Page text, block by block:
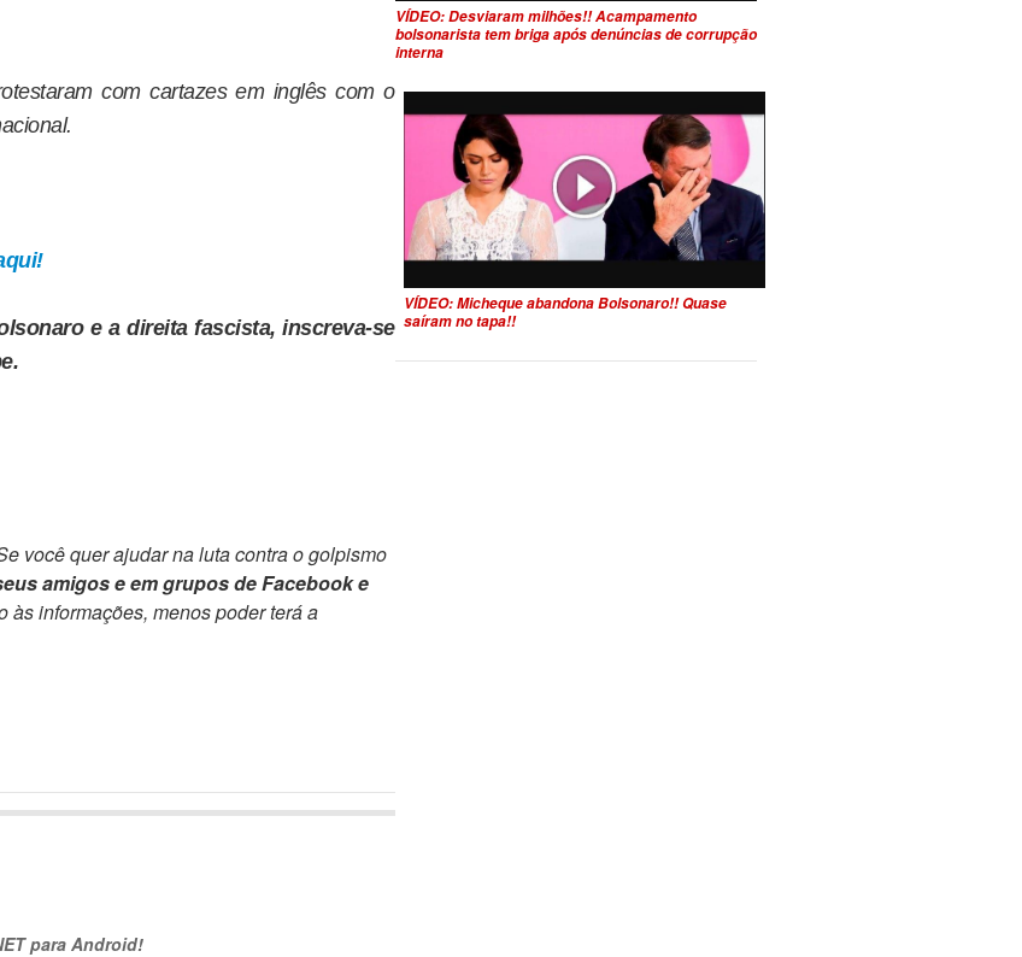
com cartazes em inglês com o
e a direita fascista, inscreva-se
você quer ajudar na luta contra o golpismo
amigos e em grupos de Facebook e
às informações, menos poder terá a
para Android!
VÍDEO: Desviaram milhões!! Acampamento
bolsonarista tem briga após denúncias de corrupção
interna
VÍDEO: Micheque abandona Bolsonaro!! Quase
saíram no tapa!!